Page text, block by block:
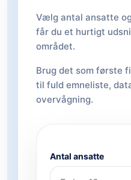
Vælg antal ansatte
får du et hurtigt
området.
Brug det som første
til fuld emneliste,
overvågning.
Antal ansatte